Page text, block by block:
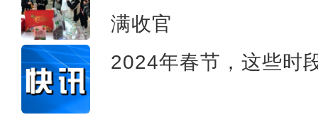
满收官
2024年春节，这些时